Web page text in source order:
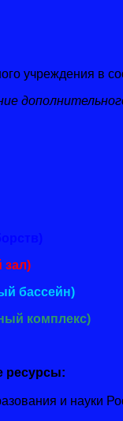
учреждения в
зал)
бассейн)
комплекс)
ресурсы:
и науки